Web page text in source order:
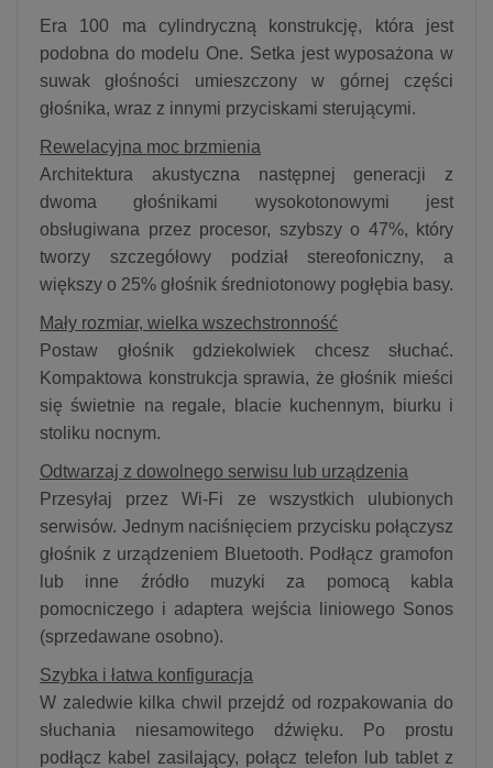
Era 100 ma cylindryczną konstrukcję, która jest
podobna do modelu One. Setka jest wyposażona w
suwak głośności umieszczony w górnej części
głośnika, wraz z innymi przyciskami sterującymi.
Rewelacyjna moc brzmienia
Architektura akustyczna następnej generacji z
dwoma głośnikami wysokotonowymi jest
obsługiwana przez procesor, szybszy o 47%, który
tworzy szczegółowy podział stereofoniczny, a
większy o 25% głośnik średniotonowy pogłębia basy.
Mały rozmiar, wielka wszechstronność
Postaw głośnik gdziekolwiek chcesz słuchać.
Kompaktowa konstrukcja sprawia, że głośnik mieści
się świetnie na regale, blacie kuchennym, biurku i
stoliku nocnym.
Odtwarzaj z dowolnego serwisu lub urządzenia
Przesyłaj przez Wi-Fi ze wszystkich ulubionych
serwisów. Jednym naciśnięciem przycisku połączysz
głośnik z urządzeniem Bluetooth. Podłącz gramofon
lub inne źródło muzyki za pomocą kabla
pomocniczego i adaptera wejścia liniowego Sonos
(sprzedawane osobno).
Szybka i łatwa konfiguracja
W zaledwie kilka chwil przejdź od rozpakowania do
słuchania niesamowitego dźwięku. Po prostu
podłącz kabel zasilający, połącz telefon lub tablet z